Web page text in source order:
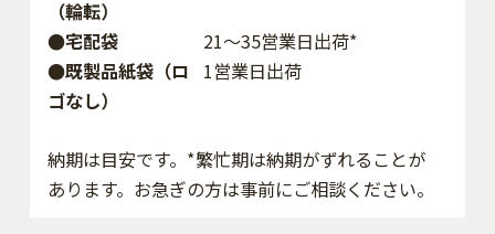
（輪転）
●宅配袋
21～35営業日出荷*
●既製品紙袋（ロ
ゴなし）
1営業日出荷
納期は目安です。*繁忙期は納期がずれることが
あります。お急ぎの方は事前にご相談ください。